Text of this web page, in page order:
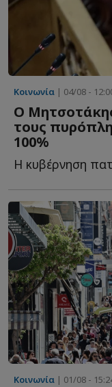
Κοινωνία | 04/08 -
Ο
τους
100%
Κοινωνία | 01/08 -